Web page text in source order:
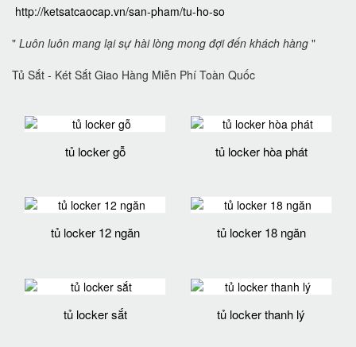
http://ketsatcaocap.vn/san-pham/tu-ho-so
" Luôn luôn mang lại sự hài lòng mong đợi đến khách hàng "
Tủ Sắt - Két Sắt Giao Hàng Miễn Phí Toàn Quốc
tủ locker gỗ tủ locker hòa phát
tủ locker 12 ngăn tủ locker 18 ngăn
tủ locker sắt tủ locker thanh lý